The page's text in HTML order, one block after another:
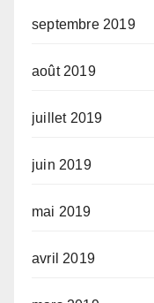
septembre 2019
août 2019
juillet 2019
juin 2019
mai 2019
avril 2019